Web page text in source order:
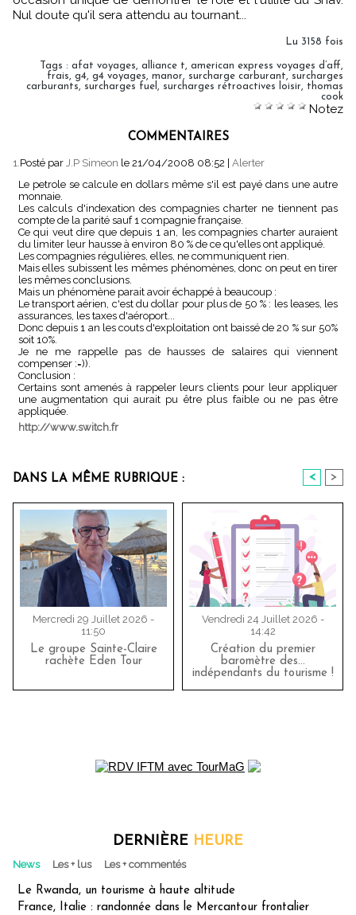
Nul doute qu'il sera attendu au tournant...
Lu 3158 fois
Tags : afat voyages, alliance t, american express voyages d’aff,
frais, g4, g4 voyages, manor, surcharge carburant, surcharges
carburants, surcharges fuel , surcharges rétroactives loisir, thomas
cook
Notez
COMMENTAIRES
1.Posté par J.P Simeon le 21/04/2008 08:52
Alerter
Le petrole se calcule en dollars même s'il est payé dans une autre
monnaie.
Les calculs d'indexation des compagnies charter ne tiennent pas
compte de la parité sauf 1 compagnie française.
Ce qui veut dire que depuis 1 an, les compagnies charter auraient
du limiter leur hausse à environ 80 % de ce qu'elles ont appliqué.
Les compagnies régulières, elles, ne communiquent rien.
Mais elles subissent les mêmes phénomènes, donc on peut en tirer
les mêmes conclusions.
Mais un phénomène parait avoir échappé à beaucoup :
Le transport aérien, c'est du dollar pour plus de 50 % : les leases, les
assurances, les taxes d'aéroport...
Donc depuis 1 an les couts d'exploitation ont baissé de 20 % sur 50%
soit 10%.
Je ne me rappelle pas de hausses de salaires qui viennent
compenser :=)).
Conclusion :
Certains sont amenés à rappeler leurs clients pour leur appliquer
une augmentation qui aurait pu être plus faible ou ne pas être
appliquée.
http://www.switch.fr
DANS LA MÊME RUBRIQUE : < >
Mercredi 29 Juillet 2026 -
11:50
Le groupe Sainte-Claire
rachète Eden Tour
Vendredi 24 Juillet 2026 -
14:42
Création du premier
baromètre des…
indépendants du tourisme !
DERNIÈRE HEURE
News Les + lus Les + commentés
Le Rwanda, un tourisme à haute altitude
France, Italie : randonnée dans le Mercantour frontalier